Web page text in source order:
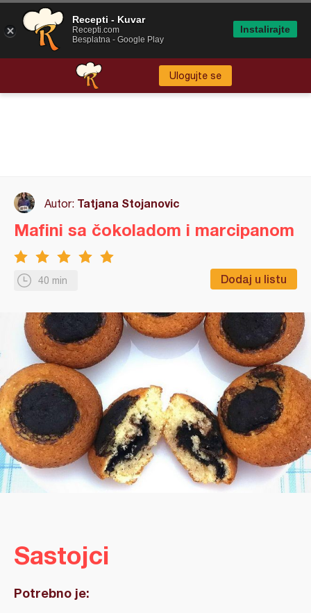
Ulogujte se
Autor: Tatjana Stojanovic
40 min Dodaj u listu
Mafini sa čokoladom i marcipanom
Sastojci
Potrebno je:
Recepti - Kuvar
Recepti.com
Besplatna - Google Play
Instalirajte